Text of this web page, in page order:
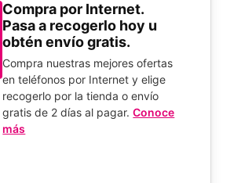
Compra por Internet.
Pasa a recogerlo hoy u
obtén envío gratis.
Compra nuestras mejores ofertas
en teléfonos por Internet y elige
recogerlo por la tienda o envío
gratis de 2 días al pagar.Conoce
más